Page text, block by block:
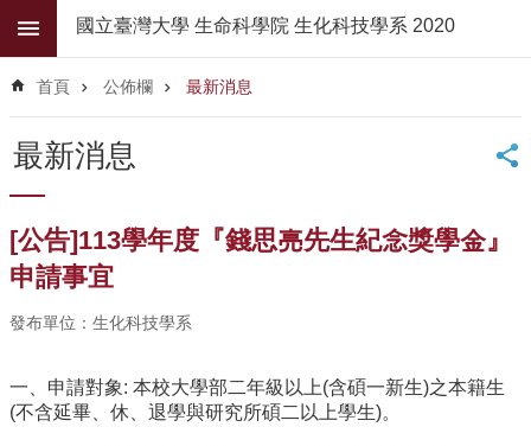
跳到主要內容區塊
階
尋
公
佈
欄
學
系
簡
系
所
國立臺灣大學 生命科學院 生化科技學系 2020
首頁 公佈欄 最新消息
最新消息
[公告]113學年度『錢思亮先生紀念獎學金』
申請事宜
發布單位：生化科技學系
一、申請對象: 本校大學部二年級以上(含碩一新生)之本籍生
(不含延畢、休、退學與研究所碩二以上學生)。